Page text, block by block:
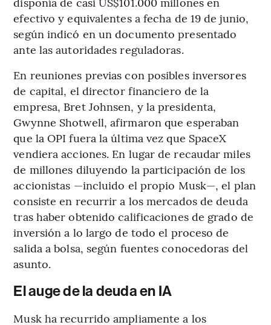
efectivo y equivalentes a fecha de 19 de junio,
según indicó en un documento presentado
ante las autoridades reguladoras.
En reuniones previas con posibles inversores
de capital, el director financiero de la
empresa, Bret Johnsen, y la presidenta,
Gwynne Shotwell, afirmaron que esperaban
que la OPI fuera la última vez que SpaceX
vendiera acciones. En lugar de recaudar miles
de millones diluyendo la participación de los
accionistas —incluido el propio Musk—, el plan
consiste en recurrir a los mercados de deuda
tras haber obtenido calificaciones de grado de
inversión a lo largo de todo el proceso de
salida a bolsa, según fuentes conocedoras del
asunto.
El auge de la deuda en IA
Musk ha recurrido ampliamente a los